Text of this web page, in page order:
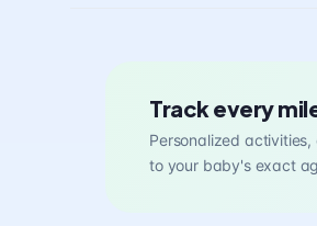
Track every
Personalized
to your baby's exact